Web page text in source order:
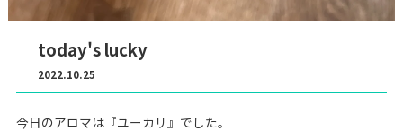
today's lucky
2022.10.25
今日のアロマは『ユーカリ』でした。